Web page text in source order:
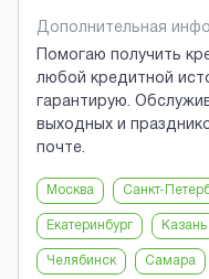
Дополнительная
Помогаю получить
любой кредитной
гарантирую.
выходных и
почте.
Москва Санкт-
Екатеринбург Казань
Челябинск Самара